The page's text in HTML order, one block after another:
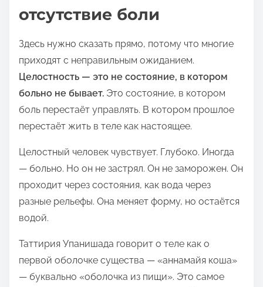
отсутствие боли
Здесь нужно сказать прямо, потому что многие
приходят с неправильным ожиданием.
Целостность — это не состояние, в котором
больно не бывает. Это состояние, в котором
боль перестаёт управлять. В котором прошлое
перестаёт жить в теле как настоящее.
Целостный человек чувствует. Глубоко. Иногда
— больно. Но он не застрял. Он не заморожен. Он
проходит через состояния, как вода через
разные рельефы. Она меняет форму, но остаётся
водой.
Таттирия Упанишада говорит о теле как о
первой оболочке существа — «аннамайя коша»
— буквально «оболочка из пищи». Это самое